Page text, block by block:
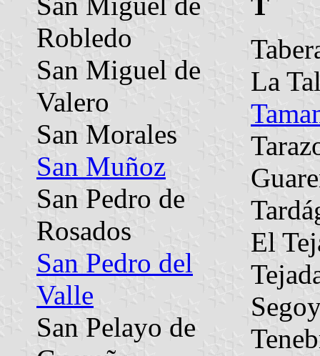
Robledo
San Miguel de
Valero
San Morales
San Muñoz
San Pedro de
Rosados
San Pedro del
Valle
San Pelayo de
La
El